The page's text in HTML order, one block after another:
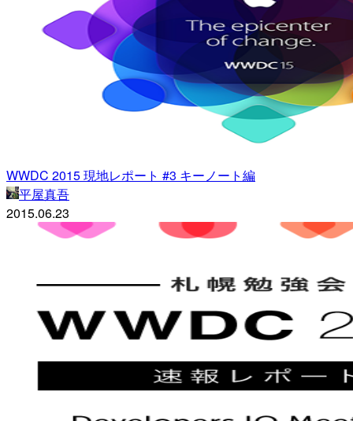
WWDC 2015 現地レポート #3 キーノート編
平屋真吾
2015.06.23